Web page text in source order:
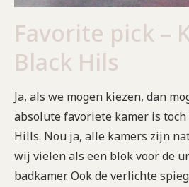
Favorite pick –
Black Hils
Ja, als we mogen kiezen, dan
absolute favoriete kamer is
Hills. Nou ja, alle kamers zijn
wij vielen als een blok voor de
badkamer. Ook de verlichte